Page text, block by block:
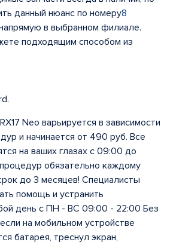
данный нюанс по номеру8
в выбранном филиале.
подходящим способом из
Neo варьируется в зависимости
и начинается от 490 руб. Все
на ваших глазах с 09:00 до
обязательно каждому
до 3 месяцев! Специалисты
помощь и устранить
день с ПН - ВС 09:00 - 22:00 Без
на мобильном устройстве
батарея, треснул экран,